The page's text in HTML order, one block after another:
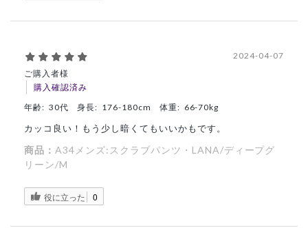
ご購入者様
購入確認済み
2024-04-07
年齢: 30代 身長: 176-180cm 体重: 66-70kg
カッコ良い！もう少し暗くてもいいかもです。
商品： A34メンズ:スクラブパンツ・LANA/ディープグ
リーン/M
役に立った 0